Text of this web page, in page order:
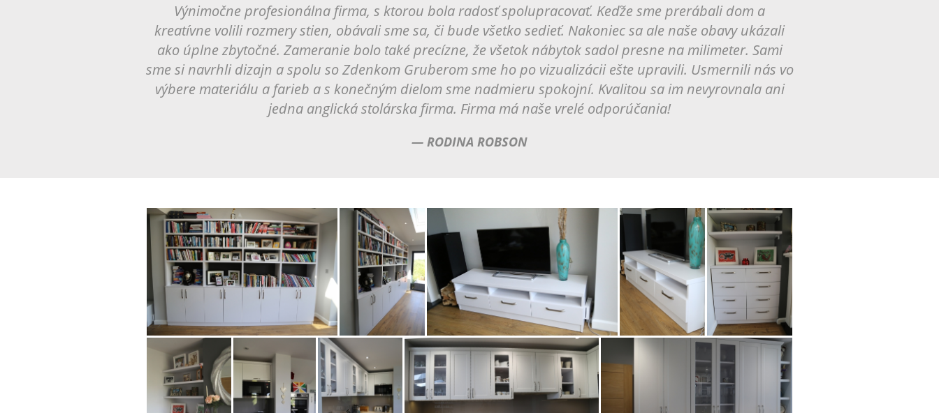
Výnimočne profesionálna firma, s ktorou bola radosť spolupracovať. Keďže sme prerábali dom a
kreatívne volili rozmery stien, obávali sme sa, či bude všetko sedieť. Nakoniec sa ale naše obavy ukázali
ako úplne zbytočné. Zameranie bolo také precízne, že všetok nábytok sadol presne na milimeter. Sami
sme si navrhli dizajn a spolu so Zdenkom Gruberom sme ho po vizualizácii ešte upravili. Usmernili nás vo
výbere materiálu a farieb a s konečným dielom sme nadmieru spokojní. Kvalitou sa im nevyrovnala ani
jedna anglická stolárska firma. Firma má naše vrelé odporúčania!
— RODINA ROBSON